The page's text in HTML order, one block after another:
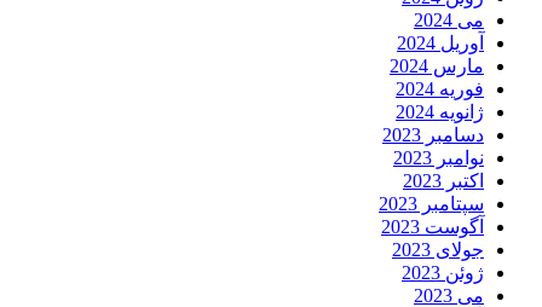
می 2024
آوریل 2024
مارس 2024
فوریه 2024
ژانویه 2024
دسامبر 2023
نوامبر 2023
اکتبر 2023
سپتامبر 2023
آگوست 2023
جولای 2023
ژوئن 2023
می 2023